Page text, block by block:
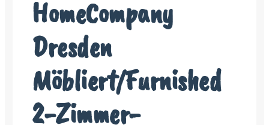
HomeCompany
Dresden
Möbliert/Furnished
2-Zimmer-